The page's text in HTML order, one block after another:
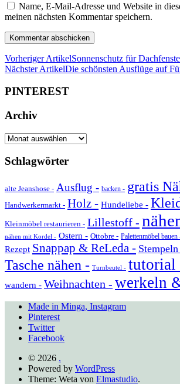
Name, E-Mail-Adresse und Website in
meinen nächsten Kommentar speichern.
Vorheriger ArtikelSonnenschutz für
Nächster ArtikelDie schönsten Ausflüge auf
PINTEREST
Archiv
Archiv
Schlagwörter
alte Jeanshose - Ausflug - backen - gratis
Handwerkermarkt - Holz - Hundeliebe -
Kleinmöbel restaurieren - Lillestoff -
nähen mit Kordel - Ostern - Ottobre - Palettenmöbel bauen
Rezept Snappap & ReLeda -
Tasche nähen - Turnbeutel - tutorial
wandern - Weihnachten - werkeln
Made in Minga, Instagram
Pinterest
Twitter
Facebook
© 2026 .
Powered by WordPress
Theme: Weta von Elmastudio.